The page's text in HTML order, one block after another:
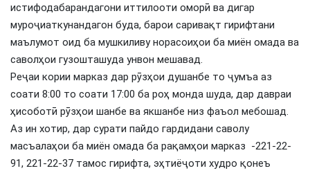
истифодабарандагони иттилооти оморӣ ва дигар
муроҷиаткунандагон буда, барои саривақт гирифтани
маълумот оид ба мушкиливу норасоиҳои ба миён омада ва
саволҳои гузошташуда унвон мешавад.
Реҷаи кории марказ дар рӯзҳои душанбе то ҷумъа аз
соати 8:00 то соати 17:00 ба роҳ монда шуда, дар давраи
ҳисоботӣ рӯзҳои шанбе ва якшанбе низ фаъол мебошад.
Аз ин хотир, дар сурати пайдо гардидани саволу
масъалаҳои ба миён омада ба рақамҳои марказ -221-22-
91, 221-22-37 тамос гирифта, эҳтиёҷоти худро қонеъ